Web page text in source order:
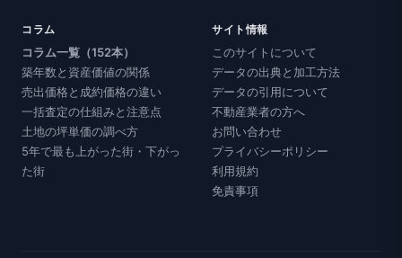
コラム
コラム一覧（152本）
築年数と資産価値の関係
売出価格と成約価格の違い
一括査定の仕組みと注意点
土地の坪単価の調べ方
5年で最も上がった街・下がっ
た街
サイト情報
このサイトについて
データの出典と加工方法
データの引用について
不動産業者の方へ
お問い合わせ
プライバシーポリシー
利用規約
免責事項